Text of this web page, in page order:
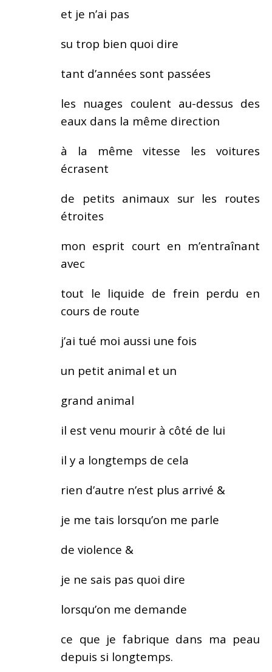
et je n’ai pas
su trop bien quoi dire
tant d’années sont passées
les nuages coulent au-dessus des
eaux dans la même direction
à la même vitesse les voitures
écrasent
de petits animaux sur les routes
étroites
mon esprit court en m’entraînant
avec
tout le liquide de frein perdu en
cours de route
j’ai tué moi aussi une fois
un petit animal et un
grand animal
il est venu mourir à côté de lui
il y a longtemps de cela
rien d’autre n’est plus arrivé &
je me tais lorsqu’on me parle
de violence &
je ne sais pas quoi dire
lorsqu’on me demande
ce que je fabrique dans ma peau
depuis si longtemps.